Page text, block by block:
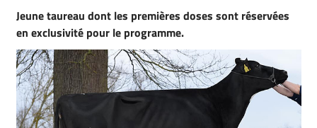
Jeune taureau dont les premières doses sont réservées
en exclusivité pour le programme.